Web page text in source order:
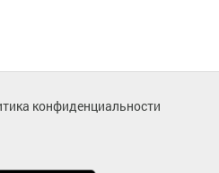
конфиденциальности